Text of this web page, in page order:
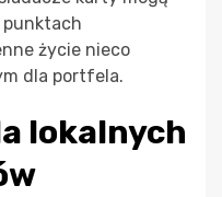
punktach
życie nieco
dla portfela.
lokalnych